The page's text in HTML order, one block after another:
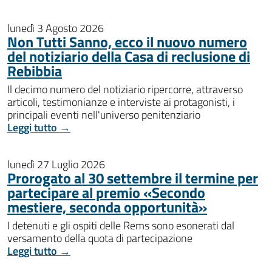
lunedì 3 Agosto 2026
Non Tutti Sanno, ecco il nuovo numero
del notiziario della Casa di reclusione di
Rebibbia
Il decimo numero del notiziario ripercorre, attraverso
articoli, testimonianze e interviste ai protagonisti, i
principali eventi nell'universo penitenziario
Leggi tutto →
lunedì 27 Luglio 2026
Prorogato al 30 settembre il termine per
partecipare al premio «Secondo
mestiere, seconda opportunità»
I detenuti e gli ospiti delle Rems sono esonerati dal
versamento della quota di partecipazione
Leggi tutto →